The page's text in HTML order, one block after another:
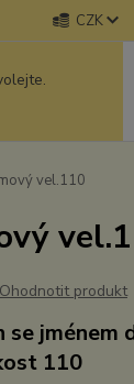
CZK
vel.110
Ohodnotit produkt
se
110